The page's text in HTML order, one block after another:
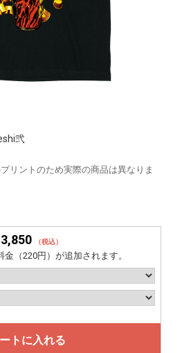
弐
リントのため実際の商品は異なりま
（税込）
（220円）が追加されます。
トに入れる